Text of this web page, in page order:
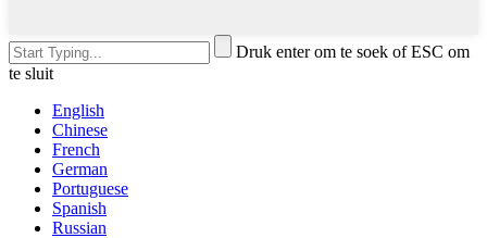
Druk enter om te soek of ESC om
te sluit
English
Chinese
French
German
Portuguese
Spanish
Russian